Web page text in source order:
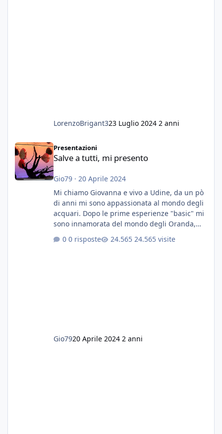
LorenzoBrigant323 Luglio 2024 2 anni
Presentazioni
Salve a tutti, mi presento
Gio79· 20 Aprile 2024
Mi chiamo Giovanna e vivo a Udine, da un pò
di anni mi sono appassionata al mondo degli
acquari. Dopo le prime esperienze "basic" mi
sono innamorata del mondo degli Oranda,
E' stata una bella scuola per quanto riguarda
0 risposte 24.565 visite
Gio7920 Aprile 2024 2 anni